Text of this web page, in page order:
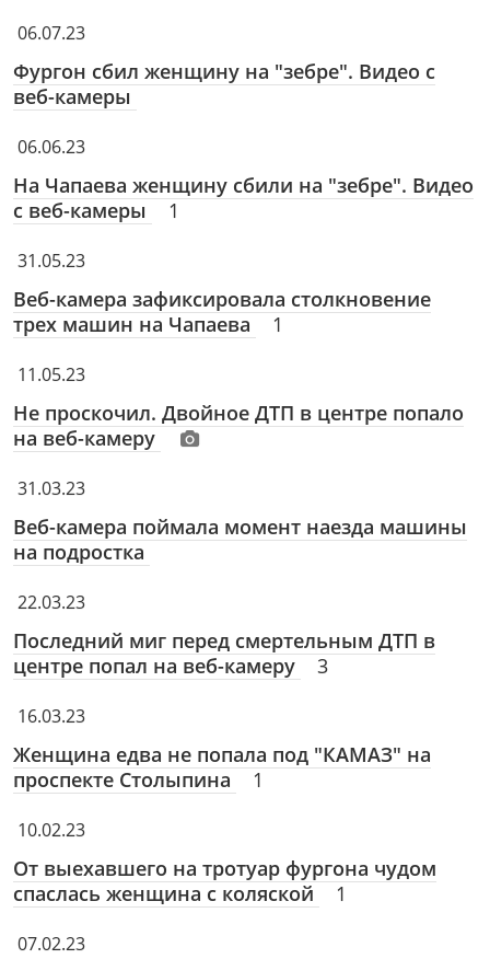
06.07.23
Фургон сбил женщину на "зебре". Видео с
веб-камеры
06.06.23
На Чапаева женщину сбили на "зебре". Видео
с веб-камеры
1
31.05.23
Веб-камера зафиксировала столкновение
трех машин на Чапаева
1
11.05.23
Не проскочил. Двойное ДТП в центре попало
на веб-камеру
31.03.23
Веб-камера поймала момент наезда машины
на подростка
22.03.23
Последний миг перед смертельным ДТП в
центре попал на веб-камеру
3
16.03.23
Женщина едва не попала под "КАМАЗ" на
проспекте Столыпина
1
10.02.23
От выехавшего на тротуар фургона чудом
спаслась женщина с коляской
1
07.02.23